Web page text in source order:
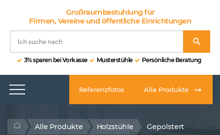
Großraumbestuhlung für
Firmen, Vereine und öffentliche Einrichtungen
3% sparen bei Vorkasse Musterstühle Persönliche Beratung
Referenzfotos Alle Produkte
Alle Produkte Holzstühle Gepolstert